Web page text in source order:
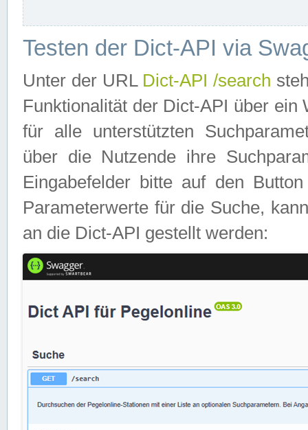
Testen der Dict-API via
Unter der URL Dict-API /search
Funktionalität der Dict-API über
für alle unterstützten
über die Nutzende ihre
Eingabefelder bitte auf den
Parameterwerte für die Suche,
an die Dict-API gestellt werden: